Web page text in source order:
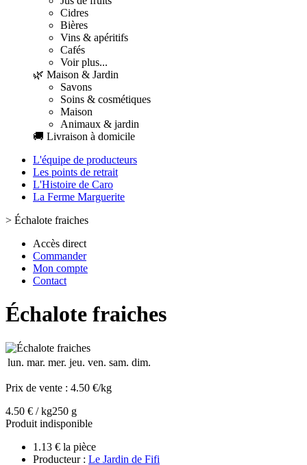
Cidres
Bières
Vins & apéritifs
Cafés
Voir plus...
🌿 Maison & Jardin
Savons
Soins & cosmétiques
Maison
Animaux & jardin
🚚 Livraison à domicile
L'équipe de producteurs
Les points de retrait
L'Histoire de Caro
La Ferme Marguerite
> Échalote fraiches
Accès direct
Commander
Mon compte
Contact
Échalote fraiches
lun. mar. mer. jeu. ven. sam. dim.
Prix de vente : 4.50 €/kg
4.50 € / kg250 g
Produit indisponible
1.13 € la pièce
Producteur : Le Jardin de Fifi